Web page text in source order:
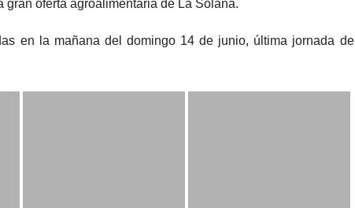
oferta agroalimentaria de La Solana.
en la mañana del domingo 14 de junio, última jornada de